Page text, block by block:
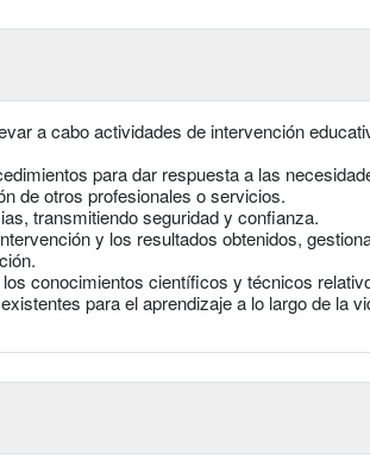
a cabo actividades de intervención
para dar respuesta a las
de otros profesionales o servicios.
transmitiendo seguridad y confianza.
y los resultados obtenidos,
conocimientos científicos y técnicos
para el aprendizaje a lo largo de la